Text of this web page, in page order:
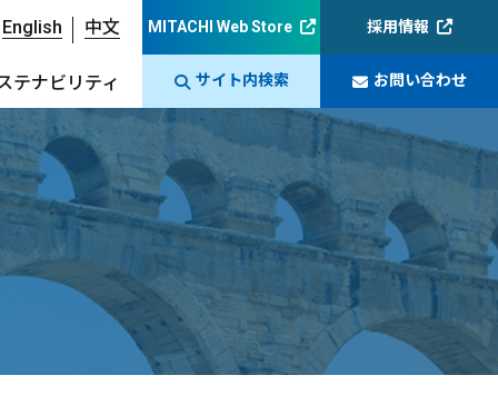
English 中文
テナビリティ
MITACHI Web Store 採用情報
サイト内検索 お問い合わせ